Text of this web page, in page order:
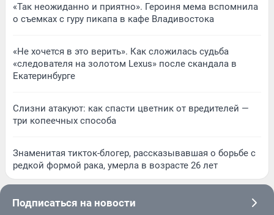
«Так неожиданно и приятно». Героиня мема вспомнила
о съемках с гуру пикапа в кафе Владивостока
«Не хочется в это верить». Как сложилась судьба
«следователя на золотом Lexus» после скандала в
Екатеринбурге
Слизни атакуют: как спасти цветник от вредителей —
три копеечных способа
Знаменитая тикток-блогер, рассказывавшая о борьбе с
редкой формой рака, умерла в возрасте 26 лет
Подписаться на новости